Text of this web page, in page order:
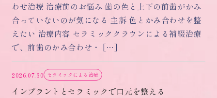
わせ治療 治療前のお悩み 歯の色と上下の前歯がかみ
合っていないのが気になる 主訴 色とかみ合わせを整
えたい 治療内容 セラミッククラウンによる補綴治療
で、前歯のかみ合わせ・ […]
2026.07.30 セラミックによる治療
インプラントとセラミックで口元を整える